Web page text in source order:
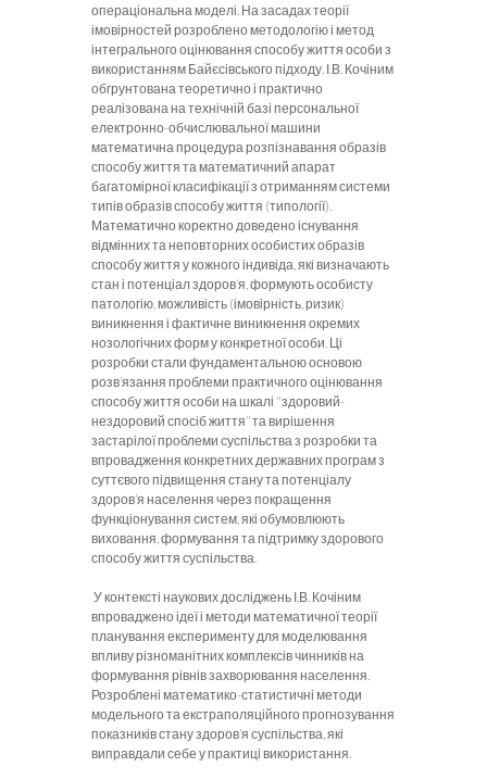
операціональна моделі. На засадах теорії
імовірностей розроблено методологію і метод
інтегрального оцінювання способу життя особи з
використанням Байєсівського підходу. І.В. Кочіним
обгрунтована теоретично і практично
реалізована на технічній базі персональної
електронно-обчислювальної машини
математична процедура розпізнавання образів
способу життя та математичний апарат
багатомірної класифікації з отриманням системи
типів образів способу життя (типології).
Математично коректно доведено існування
відмінних та неповторних особистих образів
способу життя у кожного індивіда, які визначають
стан і потенціал здоров’я, формують особисту
патологію, можливість (імовірність, ризик)
виникнення і фактичне виникнення окремих
нозологічних форм у конкретної особи. Ці
розробки стали фундаментальною основою
розв’язання проблеми практичного оцінювання
способу життя особи на шкалі “здоровий-
нездоровий спосіб життя” та вирішення
застарілої проблеми суспільства з розробки та
впровадження конкретних державних програм з
суттєвого підвищення стану та потенціалу
здоров’я населення через покращення
функціонування систем, які обумовлюють
виховання, формування та підтримку здорового
способу життя суспільства.
У контексті наукових досліджень І.В. Кочіним
впроваджено ідеї і методи математичної теорії
планування експерименту для моделювання
впливу різноманітних комплексів чинників на
формування рівнів захворювання населення.
Розроблені математико-статистичні методи
модельного та екстраполяційного прогнозування
показників стану здоров’я суспільства, які
виправдали себе у практиці використання.